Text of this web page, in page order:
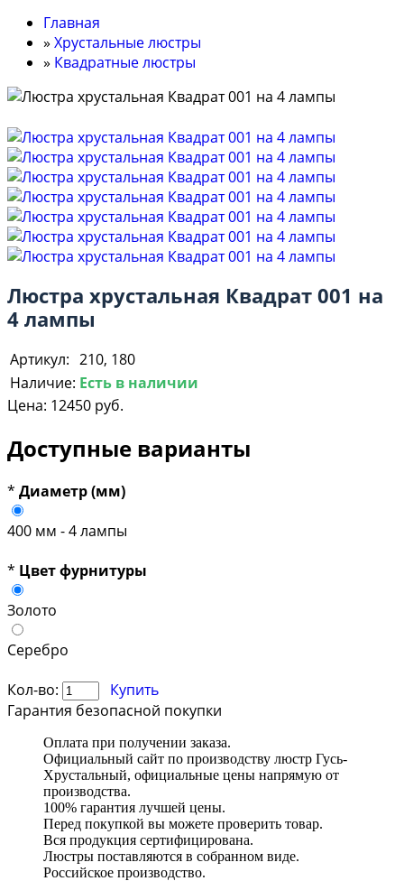
Главная
» Хрустальные люстры
» Квадратные люстры
Люстра хрустальная Квадрат 001 на
4 лампы
Артикул: 210, 180
Наличие: Есть в наличии
Цена: 12450 руб.
Доступные варианты
* Диаметр (мм)
400 мм - 4 лампы
* Цвет фурнитуры
Золото
Серебро
Кол-во:
Купить
Гарантия безопасной покупки
Оплата при получении заказа.
Официальный сайт по производству люстр Гусь-
Хрустальный, официальные цены напрямую от
производства.
100% гарантия лучшей цены.
Перед покупкой вы можете проверить товар.
Вся продукция сертифицирована.
Люстры поставляются в собранном виде.
Российское производство.